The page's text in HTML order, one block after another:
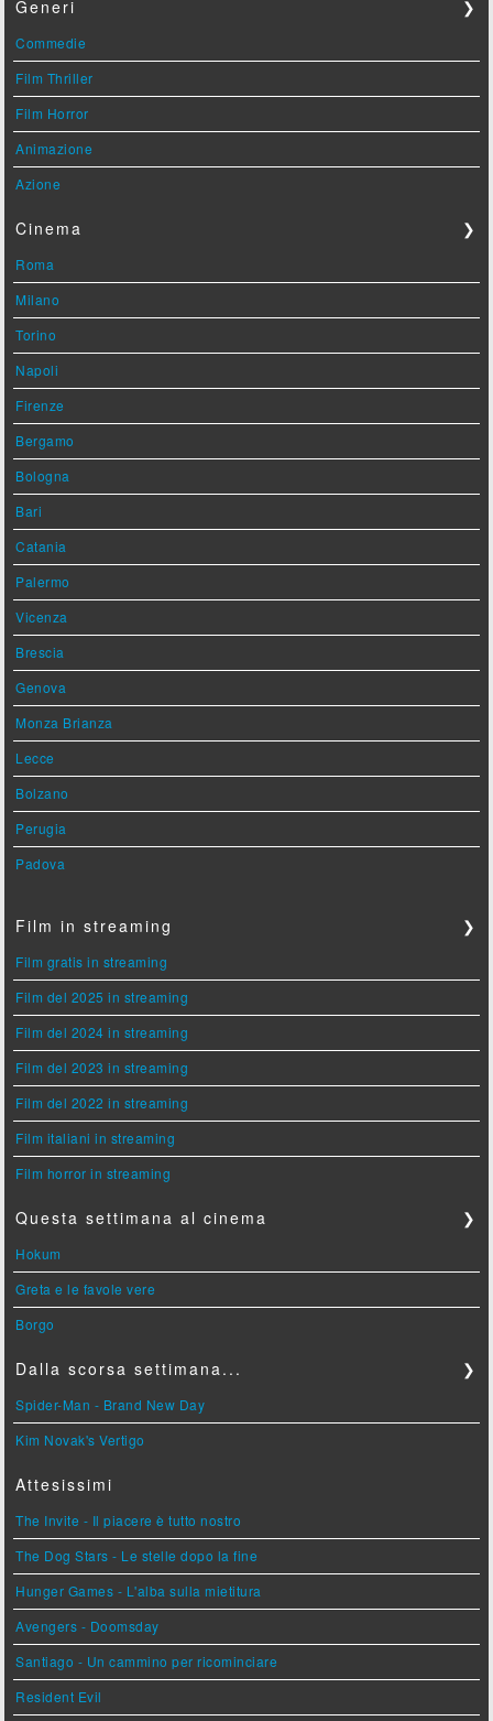
Generi ❯
Commedie
Film Thriller
Film Horror
Animazione
Azione
Cinema ❯
Roma
Milano
Torino
Napoli
Firenze
Bergamo
Bologna
Bari
Catania
Palermo
Vicenza
Brescia
Genova
Monza Brianza
Lecce
Bolzano
Perugia
Padova
Film in streaming ❯
Film gratis in streaming
Film del 2025 in streaming
Film del 2024 in streaming
Film del 2023 in streaming
Film del 2022 in streaming
Film italiani in streaming
Film horror in streaming
Questa settimana al cinema ❯
Hokum
Greta e le favole vere
Borgo
Dalla scorsa settimana... ❯
Spider-Man - Brand New Day
Kim Novak's Vertigo
Attesissimi
The Invite - Il piacere è tutto nostro
The Dog Stars - Le stelle dopo la fine
Hunger Games - L'alba sulla mietitura
Avengers - Doomsday
Santiago - Un cammino per ricominciare
Resident Evil